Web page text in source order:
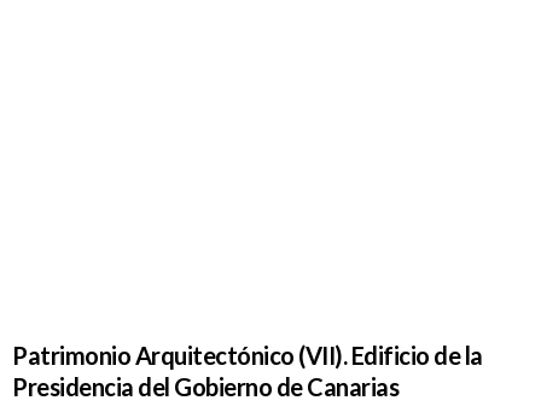
Patrimonio Arquitectónico (VII). Edificio de la
Presidencia del Gobierno de Canarias